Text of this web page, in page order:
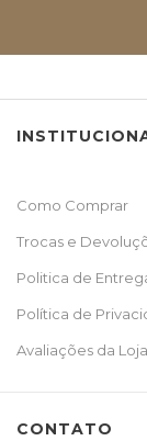
Como Comprar
Trocas e
Politica de
Política de
Avaliações da Loja
CONTATO